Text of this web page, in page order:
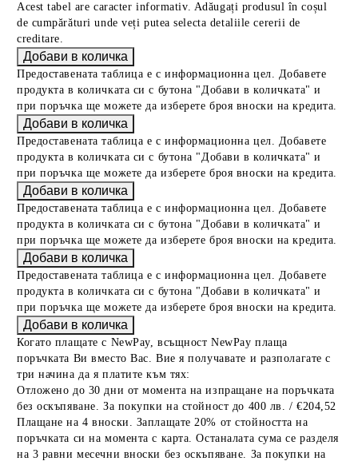
Acest tabel are caracter informativ. Adăugați produsul în coșul
de cumpărături unde veți putea selecta detaliile cererii de
creditare.
Предоставената таблица е с информационна цел. Добавете
продукта в количката си с бутона "Добави в количката" и
при поръчка ще можете да изберете броя вноски на кредита.
Предоставената таблица е с информационна цел. Добавете
продукта в количката си с бутона "Добави в количката" и
при поръчка ще можете да изберете броя вноски на кредита.
Предоставената таблица е с информационна цел. Добавете
продукта в количката си с бутона "Добави в количката" и
при поръчка ще можете да изберете броя вноски на кредита.
Предоставената таблица е с информационна цел. Добавете
продукта в количката си с бутона "Добави в количката" и
при поръчка ще можете да изберете броя вноски на кредита.
Когато плащате с NewPay, всъщност NewPay плаща
поръчката Ви вместо Вас. Вие я получавате и разполагате с
три начина да я платите към тях:
Отложено до 30 дни от момента на изпращане на поръчката
без оскъпяване. За покупки на стойност до 400 лв. / €204,52
Плащане на 4 вноски. Заплащате 20% от стойността на
поръчката си на момента с карта. Останалата сума се разделя
на 3 равни месечни вноски без оскъпяване. За покупки на